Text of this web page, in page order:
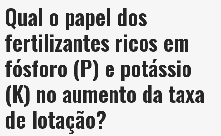
Qual o papel dos
fertilizantes ricos em
fósforo (P) e potássio
(K) no aumento da taxa
de lotação?